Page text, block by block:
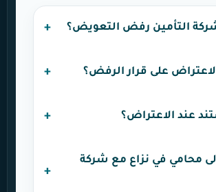
التأمين رفض التعويض؟
على قرار الرفض؟
عند الاعتراض؟
محامي في نزاع مع شركة